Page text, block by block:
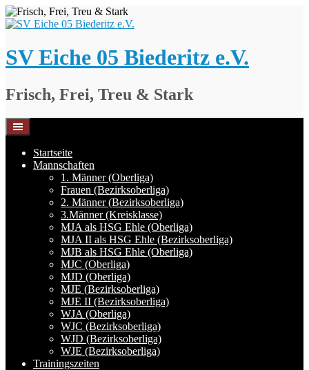
Springe
zum
SV Eiche 05 Biederitz e.V.
Frisch, Frei, Treu & Stark
Startseite
Mannschaften
1. Männer (Oberliga)
Frauen (Bezirksoberliga)
2. Männer (Bezirksoberliga)
3.Männer (Kreisklasse)
MJA als HSG Ehle (Oberliga)
MJA II als HSG Ehle (Bezirksoberliga)
MJB als HSG Ehle (Oberliga)
MJC (Oberliga)
MJD (Oberliga)
MJE (Bezirksoberliga)
MJE II (Bezirksoberliga)
WJA (Oberliga)
WJC (Bezirksoberliga)
WJD (Bezirksoberliga)
WJE (Bezirksoberliga)
Trainingszeiten